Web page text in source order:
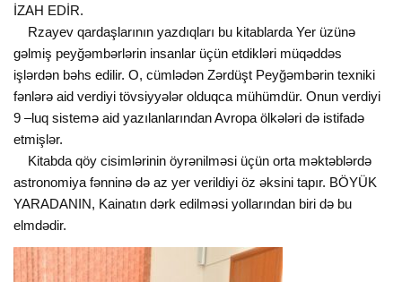
İZAH EDİR.
Rzayev qardaşlarının yazdıqları bu kitablarda Yer üzünə
gəlmiş peyğəmbərlərin insanlar üçün etdikləri müqəddəs
işlərdən bəhs edilir. O, cümlədən Zərdüşt Peyğəmbərin texniki
fənlərə aid verdiyi tövsiyyələr olduqca mühümdür. Onun verdiyi
9 –luq sistemə aid yazılanlarından Avropa ölkələri də istifadə
etmişlər.
Kitabda qöy cisimlərinin öyrənilməsi üçün orta məktəblərdə
astronomiya fənninə də az yer verildiyi öz əksini tapır. BÖYÜK
YARADANIN, Kainatın dərk edilməsi yollarından biri də bu
elmdədir.